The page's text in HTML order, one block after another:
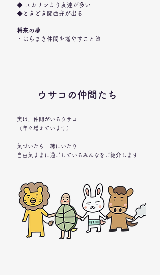
◆ ユカサンより友達が多い
◆ときどき関西弁が出る
将来の夢
・はらまき仲間を増やすこと🐰
ウサコの仲間たち
実は、仲間がいるウサコ
（年々増えています）
気づいたら一緒にいたり
自由気ままに過ごしているみんなをご紹介します